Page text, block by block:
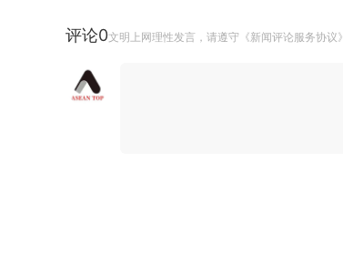
评论0文明上网理性发言，请遵守《新闻评论服务协议》